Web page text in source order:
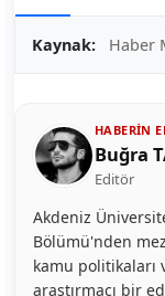
Kaynak: Haber
HABERIN
Buğra
Editör
Akdeniz
Bölümü'nden
kamu politikaları
araştırmacı bir